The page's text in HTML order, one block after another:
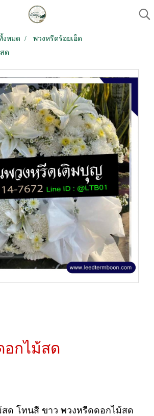
งหมด
พวงหรีดร้อยเอ็ด
ด
อกไม้สด
ด โทนสี ขาว พวงหรีดดอกไม้สด